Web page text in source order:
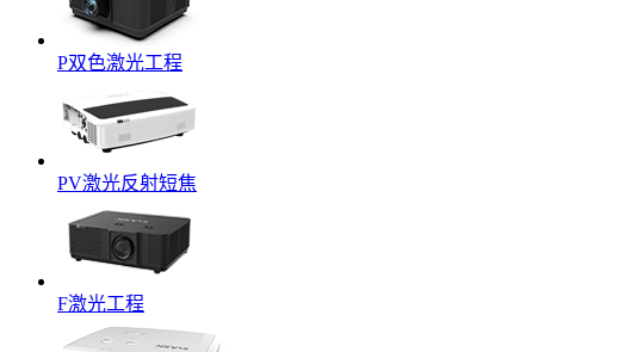
P双色激光工程
PV激光反射短焦
F激光工程